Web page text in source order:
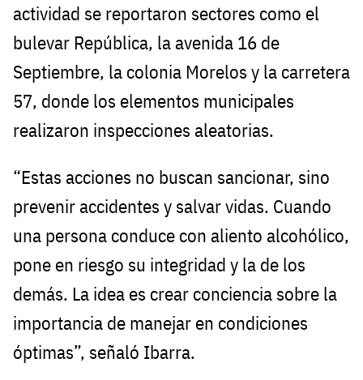
actividad se reportaron sectores como el
bulevar República, la avenida 16 de
Septiembre, la colonia Morelos y la carretera
57, donde los elementos municipales
realizaron inspecciones aleatorias.
“Estas acciones no buscan sancionar, sino
prevenir accidentes y salvar vidas. Cuando
una persona conduce con aliento alcohólico,
pone en riesgo su integridad y la de los
demás. La idea es crear conciencia sobre la
importancia de manejar en condiciones
óptimas”, señaló Ibarra.